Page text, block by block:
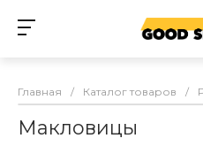
Главная / Каталог товаров /
Макловицы